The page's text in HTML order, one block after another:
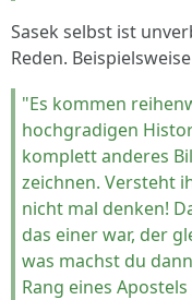
Sasek selbst ist
Reden.
"Es kommen
hochgradigen
komplett anderes
zeichnen. Versteht
nicht mal denken!
das einer war, der
was machst du
Rang eines